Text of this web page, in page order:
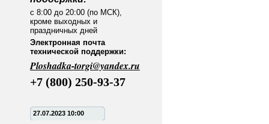
с 8:00 до 20:00 (по МСК),
кроме выходных и
праздничных дней
Электронная почта
технической поддержки:
Ploshadka-torgi@yandex.ru
+7 (800) 250-93-37
27.07.2023 10:00